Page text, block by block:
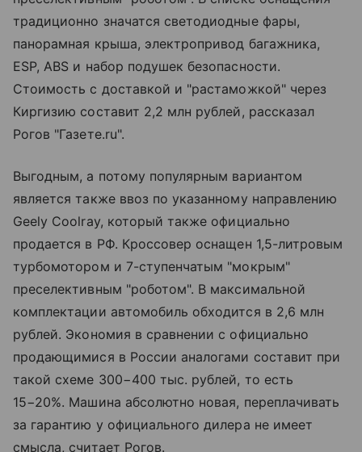
традиционно значатся светодиодные фары,
панорамная крыша, электропривод багажника,
ESP, ABS и набор подушек безопасности.
Стоимость с доставкой и "растаможкой" через
Киргизию составит 2,2 млн рублей, рассказал
Рогов "Газете.ru".
Выгодным, а потому популярным вариантом
является также ввоз по указанному направлению
Geely Coolray, который также официально
продается в РФ. Кроссовер оснащен 1,5-литровым
турбомотором и 7-ступенчатым "мокрым"
преселективным "роботом". В максимальной
комплектации автомобиль обходится в 2,6 млн
рублей. Экономия в сравнении с официально
продающимися в России аналогами составит при
такой схеме 300−400 тыс. рублей, то есть
15−20%. Машина абсолютно новая, переплачивать
за гарантию у официального дилера не имеет
смысла, считает Рогов.